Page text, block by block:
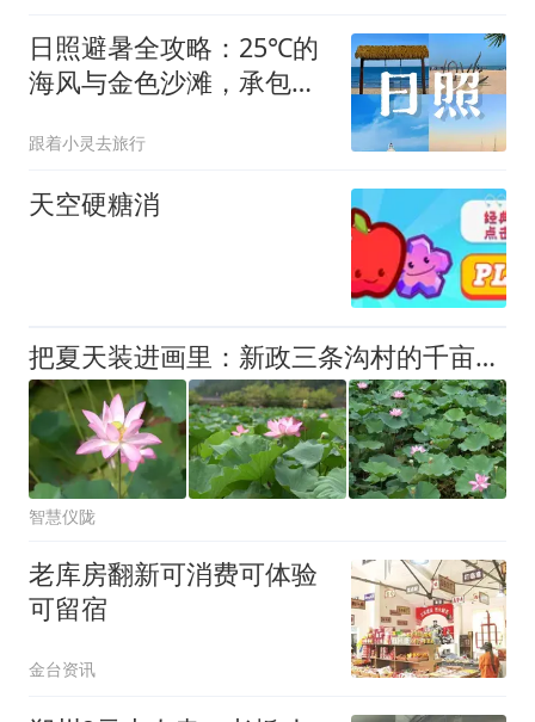
日照避暑全攻略：25℃的
海风与金色沙滩，承包你
跟着小灵去旅行
天空硬糖消
把夏天装进画里：新政三条沟村的千亩荷塘，美到失语
智慧仪陇
老库房翻新可消费可体验
可留宿
金台资讯